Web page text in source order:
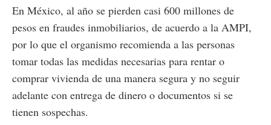
En México, al año se pierden casi 600 millones de
pesos en fraudes inmobiliarios, de acuerdo a la AMPI,
por lo que el organismo recomienda a las personas
tomar todas las medidas necesarias para rentar o
comprar vivienda de una manera segura y no seguir
adelante con entrega de dinero o documentos si se
tienen sospechas.